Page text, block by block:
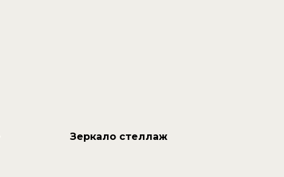
Зеркало стеллаж